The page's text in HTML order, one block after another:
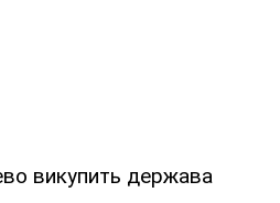
викупить держава